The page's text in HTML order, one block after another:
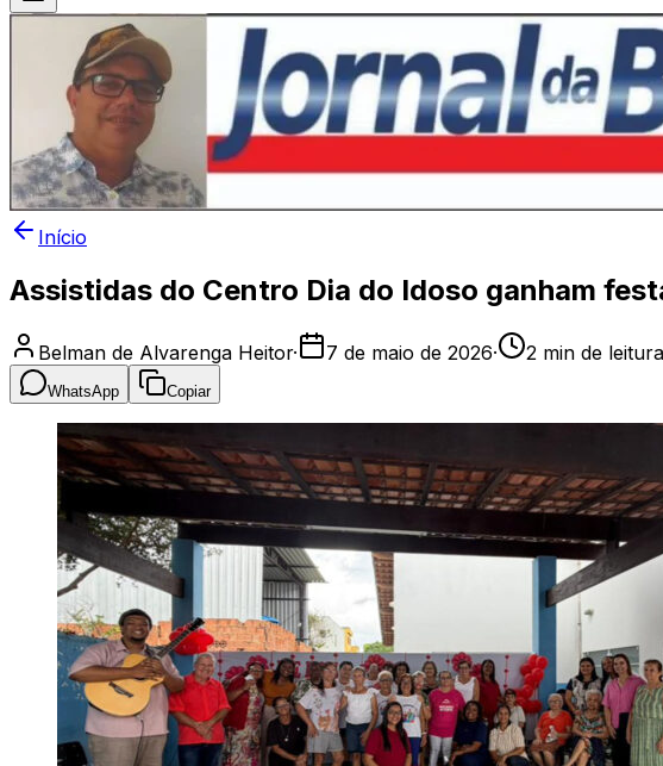
Início
Assistidas do Centro Dia do Idoso ganham
Belman de Alvarenga Heitor· 7 de maio de 2026· 2 min de leitura
WhatsApp Copiar